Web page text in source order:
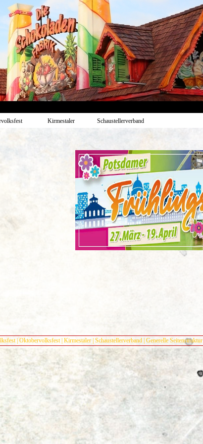
Kirmestaler Schaustellerverband
| Oktobervolksfest| Kirmestaler Schaustellerverband Generelle Seitenstruktur